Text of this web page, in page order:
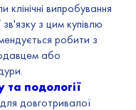
випробування
з цим купівлю
робити з
або
та подології
для довготривалої